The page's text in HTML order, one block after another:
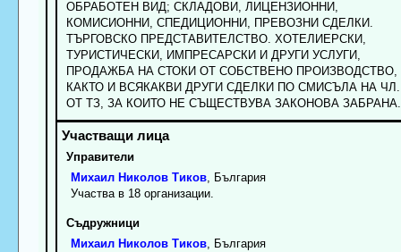
ОБРАБОТЕН ВИД; СКЛАДОВИ, ЛИЦЕНЗИОННИ,
КОМИСИОННИ, СПЕДИЦИОННИ, ПРЕВОЗНИ СДЕЛКИ.
ТЪРГОВСКО ПРЕДСТАВИТЕЛСТВО. ХОТЕЛИЕРСКИ,
ТУРИСТИЧЕСКИ, ИМПРЕСАРСКИ И ДРУГИ УСЛУГИ,
ПРОДАЖБА НА СТОКИ ОТ СОБСТВЕНО ПРОИЗВОДСТВО,
КАКТО И ВСЯКАКВИ ДРУГИ СДЕЛКИ ПО СМИСЪЛА НА
ОТ ТЗ, ЗА КОИТО НЕ СЪЩЕСТВУВА ЗАКОНОВА ЗАБРАНА.
Управители
Михаил Николов Тиков, България
Участва в 18 организации.
Съдружници
Михаил Николов Тиков, България